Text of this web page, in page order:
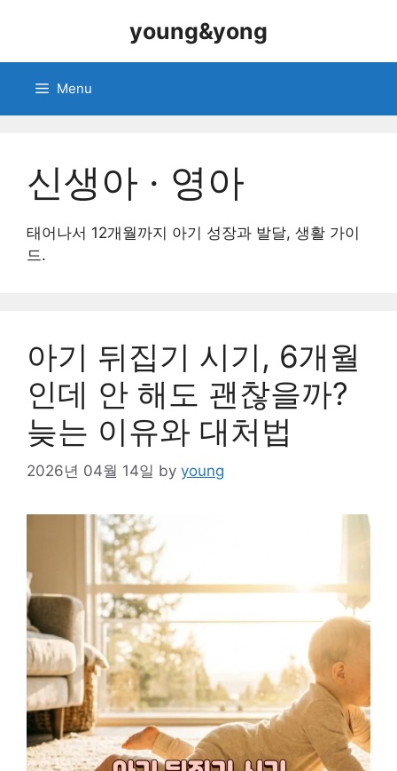
young&yong
Menu
신생아 · 영아
태어나서 12개월까지 아기 성장과 발달, 생활 가이
드.
아기 뒤집기 시기, 6개월
인데 안 해도 괜찮을까?
늦는 이유와 대처법
2026년 04월 14일 by young